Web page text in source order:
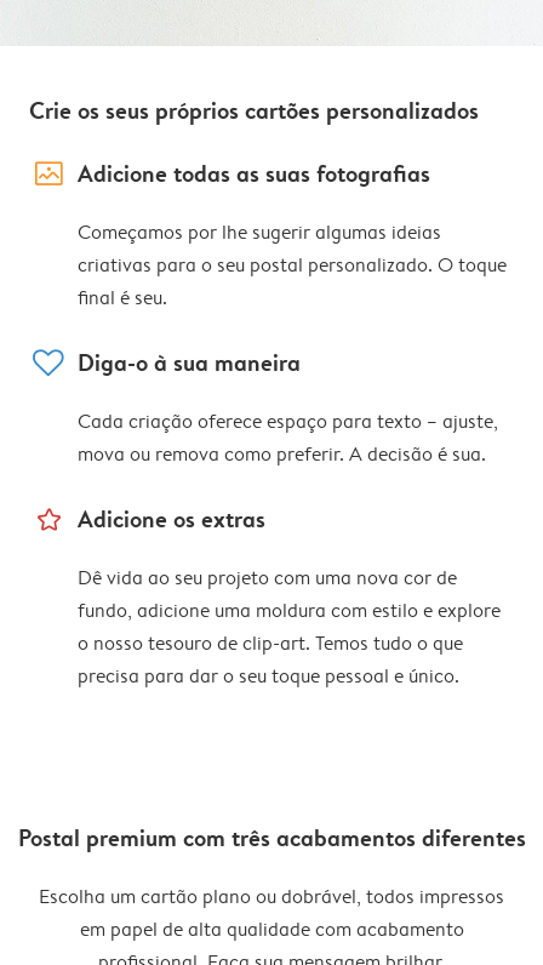
Crie os seus próprios cartões personalizados
image_placeholder Adicione todas as suas fotografias
Começamos por lhe sugerir algumas ideias
criativas para o seu postal personalizado. O toque
final é seu.
heart Diga-o à sua maneira
Cada criação oferece espaço para texto – ajuste,
mova ou remova como preferir. A decisão é sua.
star_outline Adicione os extras
Dê vida ao seu projeto com uma nova cor de
fundo, adicione uma moldura com estilo e explore
o nosso tesouro de clip-art. Temos tudo o que
precisa para dar o seu toque pessoal e único.
Postal premium com três acabamentos diferentes
Escolha um cartão plano ou dobrável, todos impressos
em papel de alta qualidade com acabamento